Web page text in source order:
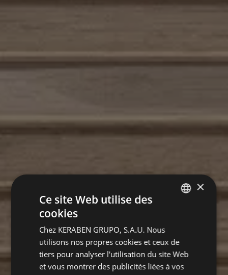
FRENCH
×
Ce site Web utilise des
cookies
Chez KERABEN GRUPO, S.A.U. Nous
utilisons nos propres cookies et ceux de
tiers pour analyser l'utilisation du site Web
et vous montrer des publicités liées à vos